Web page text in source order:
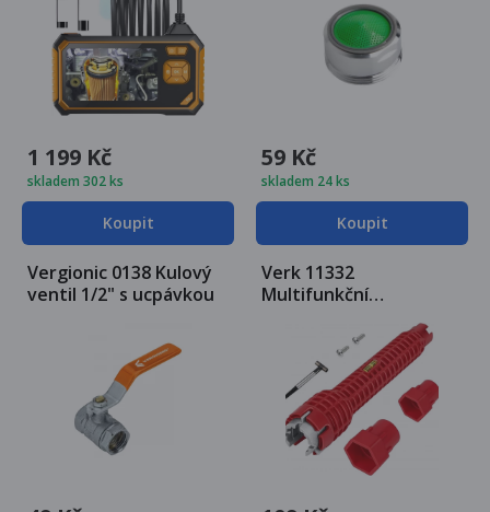
1 199 Kč
skladem 302 ks
Koupit
59 Kč
skladem 24 ks
Koupit
Vergionic 0138 Kulový
ventil 1/2" s ucpávkou
Verk 11332
Multifunkční